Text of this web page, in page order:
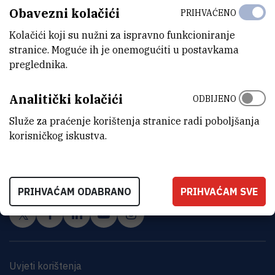
INSTITUT RUĐER BOŠKOVIĆ
Uvjeti korištenja
Obavezni kolačići
Kolačići koji su nužni za ispravno funkcioniranje
stranice. Moguće ih je onemogućiti u postavkama
preglednika.
PRIHVAĆENO
Analitički kolačići
Služe za praćenje korištenja stranice radi poboljšanja
korisničkog iskustva.
ODBIJENO
PRIHVAĆAM ODABRANO PRIHVAĆAM SVE